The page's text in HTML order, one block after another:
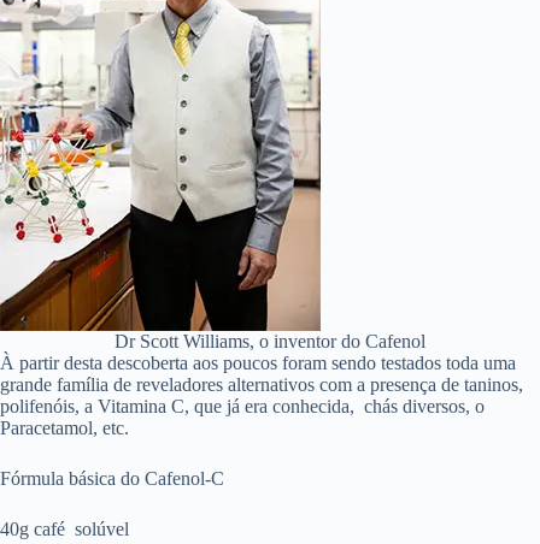
Dr Scott Williams, o inventor do Cafenol
À partir desta descoberta aos poucos foram sendo testados toda uma
grande família de reveladores alternativos com a presença de taninos,
polifenóis, a Vitamina C, que já era conhecida, chás diversos, o
Paracetamol, etc.
Fórmula básica do Cafenol-C
40g café solúvel